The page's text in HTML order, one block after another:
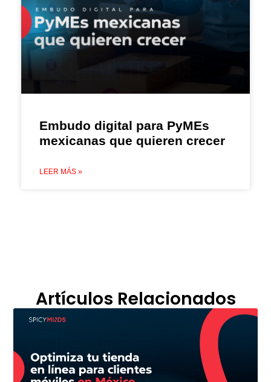
Embudo digital para PyMEs
mexicanas que quieren crecer
LEER MÁS »
Artículos Relacionados